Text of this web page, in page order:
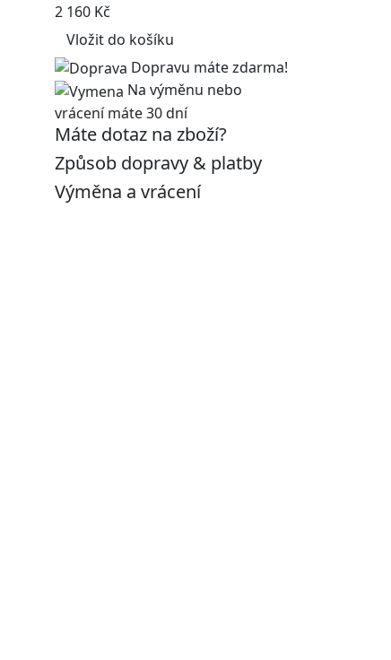
2 160 Kč
Vložit do košíku
Dopravu máte zdarma!
Na výměnu nebo
vrácení máte 30 dní
Máte dotaz na zboží?
Způsob dopravy & platby
Výměna a vrácení